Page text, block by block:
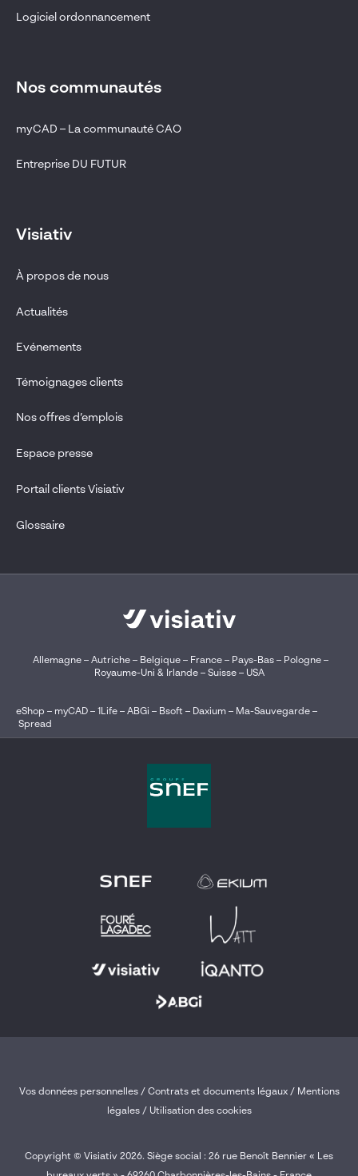
Logiciel ordonnancement
Nos communautés
myCAD – La communauté CAO
Entreprise DU FUTUR
Visiativ
À propos de nous
Actualités
Evénements
Témoignages clients
Nos offres d’emplois
Espace presse
Portail clients Visiativ
Glossaire
Allemagne– Autriche– Belgique – France– Pays-Bas– Pologne–
Royaume-Uni & Irlande– Suisse– USA
eShop – myCAD – 1Life – ABGi – Bsoft – Daxium – Ma-Sauvegarde –
Spread
Copyright © Visiativ 2026. Siège social : 26 rue Benoît Bennier « Les
Vos données personnelles/ Contrats et documents légaux/ Mentions
légales / Utilisation des cookies